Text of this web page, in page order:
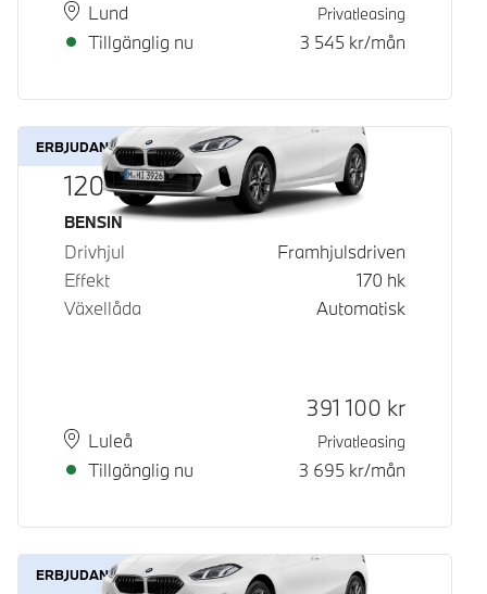
PlatsLund
Leveranstid
Tillgänglig nu
Privatleasing
3 545 kr/mån
ERBJUDANDE
120
Bränsle
BENSIN
Drivhjul
Framhjulsdriven
Effekt
170 hk
Växellåda
Automatisk
PlatsLuleå
Leveranstid
Tillgänglig nu
Kontantpris
391 100 kr
Privatleasing
3 695 kr/mån
ERBJUDANDE